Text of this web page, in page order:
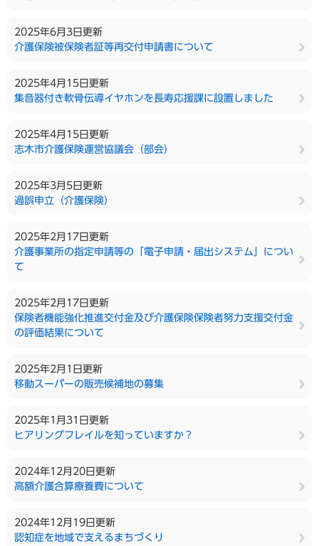
2025年6月3日更新
介護保険被保険者証等再交付申請書について
2025年4月15日更新
集音器付き軟骨伝導イヤホンを長寿応援課に設置しました
2025年4月15日更新
志木市介護保険運営協議会（部会）
2025年3月5日更新
過誤申立（介護保険）
2025年2月17日更新
介護事業所の指定申請等の「電子申請・届出システム」につい
て
2025年2月17日更新
保険者機能強化推進交付金及び介護保険保険者努力支援交付金
の評価結果について
2025年2月1日更新
移動スーパーの販売候補地の募集
2025年1月31日更新
ヒアリングフレイルを知っていますか？
2024年12月20日更新
高額介護合算療養費について
2024年12月19日更新
認知症を地域で支えるまちづくり